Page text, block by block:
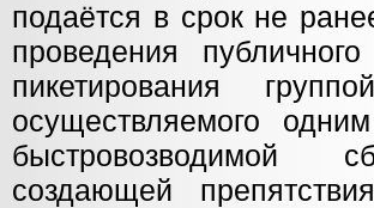
подаётся в срок не
проведения
пикетирования
осуществляемого
быстровозводимой
создающей